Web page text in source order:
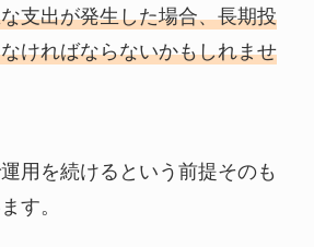
支出が発生した場合、長期投
ければならないかもしれませ
用を続けるという前提そのも
す。